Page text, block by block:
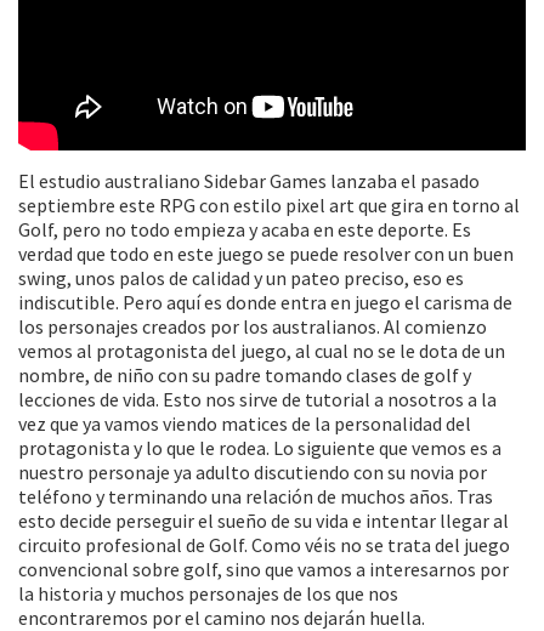
El estudio australiano Sidebar Games lanzaba el pasado
septiembre este RPG con estilo pixel art que gira en torno al
Golf, pero no todo empieza y acaba en este deporte. Es
verdad que todo en este juego se puede resolver con un buen
swing, unos palos de calidad y un pateo preciso, eso es
indiscutible. Pero aquí es donde entra en juego el carisma de
los personajes creados por los australianos. Al comienzo
vemos al protagonista del juego, al cual no se le dota de un
nombre, de niño con su padre tomando clases de golf y
lecciones de vida. Esto nos sirve de tutorial a nosotros a la
vez que ya vamos viendo matices de la personalidad del
protagonista y lo que le rodea. Lo siguiente que vemos es a
nuestro personaje ya adulto discutiendo con su novia por
teléfono y terminando una relación de muchos años. Tras
esto decide perseguir el sueño de su vida e intentar llegar al
circuito profesional de Golf. Como véis no se trata del juego
convencional sobre golf, sino que vamos a interesarnos por
la historia y muchos personajes de los que nos
encontraremos por el camino nos dejarán huella.